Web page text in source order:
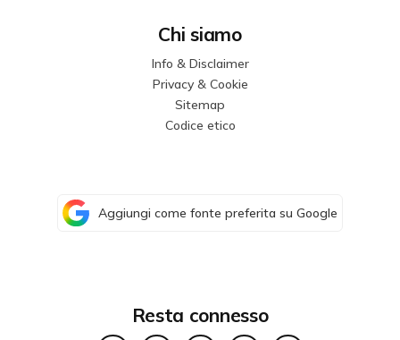
Chi siamo
Info & Disclaimer
Privacy & Cookie
Sitemap
Codice etico
Aggiungi come fonte preferita su Google
Resta connesso